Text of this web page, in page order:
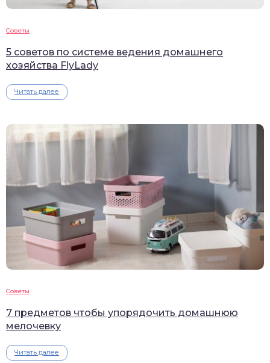
Советы
5 советов по системе ведения домашнего
хозяйства FlyLady
Читать далее
Советы
7 предметов чтобы упорядочить домашнюю
мелочевку
Читать далее